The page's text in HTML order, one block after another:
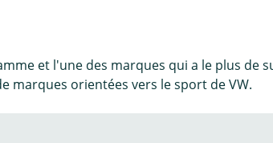
et l'une des marques qui a le plus de
marques orientées vers le sport de VW.